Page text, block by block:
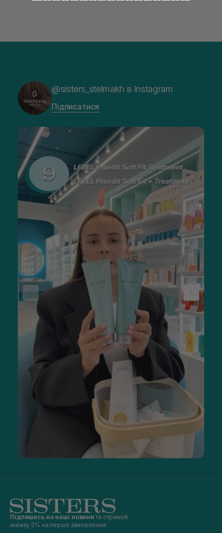
@sisters_stelmakh в Instagram
Підписатися
Підпишись на наші новини та отримуй
знижку 5% на перше замовлення